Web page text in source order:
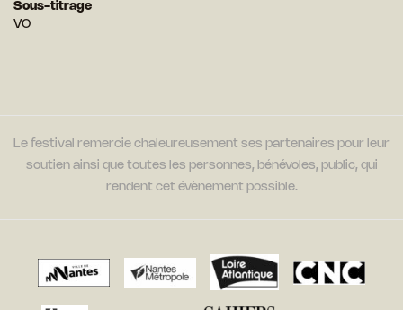
Sous-titrage
VO
Le festival remercie chaleureusement ses partenaires pour leur
soutien ainsi que toutes les personnes, bénévoles, public, qui
rendent cet évènement possible.